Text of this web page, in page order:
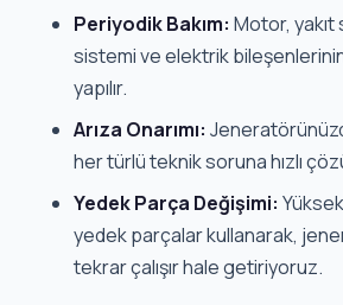
Periyodik Bakım: Motor,
sistemi ve elektrik
yapılır.
Arıza Onarımı:
her türlü teknik soruna hızlı
Yedek Parça Değişimi:
yedek parçalar kullanarak,
tekrar çalışır hale getiriyoruz.